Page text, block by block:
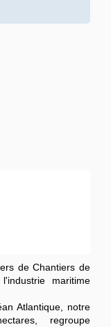
de Chantiers de
maritime
Atlantique, notre
regroupe